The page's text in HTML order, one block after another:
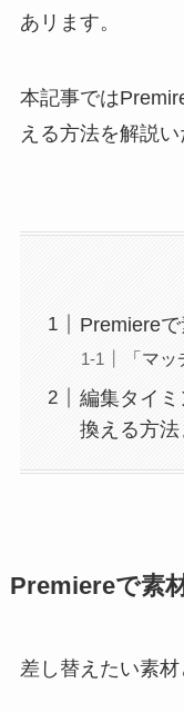
あリます。
本記事では
える方法を解説い
Premiere
「マ
編集タイ
換える方法
Premiereで素
差し替えたい素材